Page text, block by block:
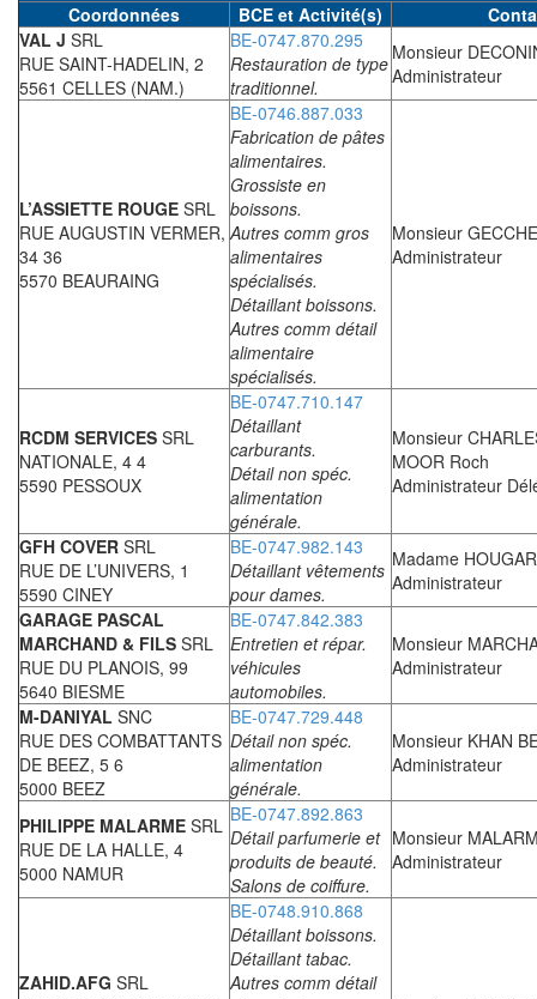
Coordonnées BCE et Activité(s)
VAL J SRL
RUE SAINT-HADELIN, 2
5561 CELLES (NAM.)
BE-0747.870.295
Restauration de type
traditionnel.
Monsieur
Administrateur
L’ASSIETTE ROUGE SRL
RUE AUGUSTIN VERMER,
34 36
5570 BEAURAING
BE-0746.887.033
Fabrication de pâtes
alimentaires.
Grossiste en
boissons.
Autres comm gros
alimentaires
spécialisés.
Détaillant boissons.
Autres comm détail
alimentaire
spécialisés.
Monsieur
Administrateur
RCDM SERVICES SRL
NATIONALE, 4 4
5590 PESSOUX
BE-0747.710.147
Détaillant
carburants.
Détail non spéc.
alimentation
générale.
Monsieur
MOOR Roch
Administrateur
GFH COVER SRL
RUE DE L’UNIVERS, 1
5590 CINEY
BE-0747.982.143
Détaillant vêtements
pour dames.
Madame
Administrateur
GARAGE PASCAL
MARCHAND & FILS SRL
RUE DU PLANOIS, 99
5640 BIESME
BE-0747.842.383
Entretien et répar.
véhicules
automobiles.
Monsieur
Administrateur
M-DANIYAL SNC
RUE DES COMBATTANTS
DE BEEZ, 5 6
5000 BEEZ
BE-0747.729.448
Détail non spéc.
alimentation
générale.
Monsieur KHAN
Administrateur
PHILIPPE MALARME SRL
RUE DE LA HALLE, 4
5000 NAMUR
BE-0747.892.863
Détail parfumerie et
produits de beauté.
Salons de coiffure.
Monsieur
Administrateur
ZAHID.AFG SRL
BE-0748.910.868
Détaillant boissons.
Détaillant tabac.
Autres comm détail